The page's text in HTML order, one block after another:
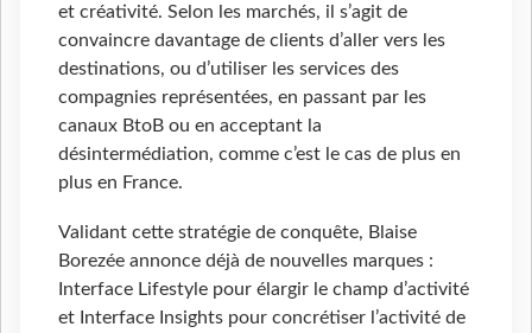
et créativité. Selon les marchés, il s’agit de
convaincre davantage de clients d’aller vers les
destinations, ou d’utiliser les services des
compagnies représentées, en passant par les
canaux BtoB ou en acceptant la
désintermédiation, comme c’est le cas de plus en
plus en France.
Validant cette stratégie de conquête, Blaise
Borezée annonce déjà de nouvelles marques :
Interface Lifestyle pour élargir le champ d’activité
et Interface Insights pour concrétiser l’activité de